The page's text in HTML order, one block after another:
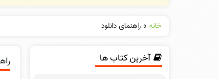
خانه » راهنمای دانلود
آخرین کتاب ها